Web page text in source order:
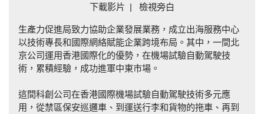
下載影片 | 檢視旁白
生產力促進局致力協助企業發展業務，成立出海服務中心
以技術專長和國際網絡賦能企業跨境布局。其中，一間北
京公司運用香港國際化的優勢，在機場試驗自動駕駛技
術，累積經驗，成功進軍中東市場。
這間科創公司在香港國際機場試驗自動駕駛技術多元應
用，從禁區保安巡邏車、到運送行李和貨物的拖車、再到